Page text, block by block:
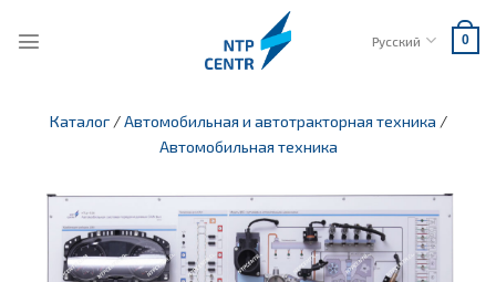
Русский 0
Каталог /Автомобильная и автотракторная техника /
Автомобильная техника